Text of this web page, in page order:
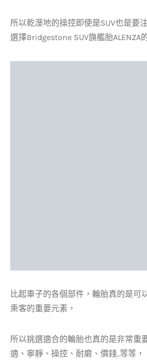
所以乾溼地的操控即使是SUV也是要
選擇Bridgestone SUV旗艦胎ALENZA
比起車子的各個部件，輪胎真的是可
乘客的重要元素，
所以挑選適合的輪胎也真的是非常重
適、寧靜、操控、耐磨、價錢..等等，